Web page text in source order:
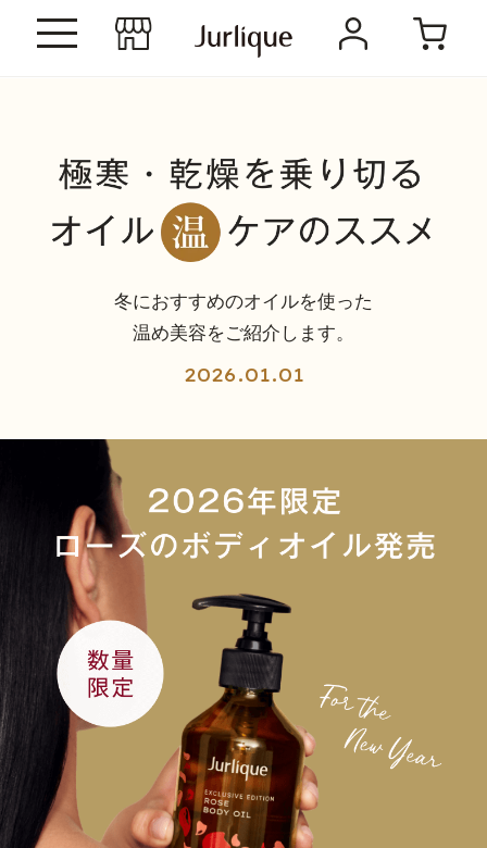
冬におすすめのオイルを使った
温め美容をご紹介します。
2026.01.01